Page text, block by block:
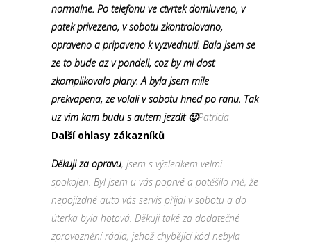
normalne. Po telefonu ve ctvrtek domluveno, v
patek privezeno, v sobotu zkontrolovano,
opraveno a pripaveno k vyzvednuti. Bala jsem se
ze to bude az v pondeli, coz by mi dost
zkomplikovalo plany. A byla jsem mile
prekvapena, ze volali v sobotu hned po ranu. Tak
uz vim kam budu s autem jezdit 🙂Patricia
Další ohlasy zákazníků
Děkuji za opravu, jsem s výsledkem velmi
spokojen. Byl jsem u vás poprvé a potěšilo mě, že
nepojízdné auto vás servis přijal v sobotu a do
úterka byla hotová. Děkuji také za dodatečné
zprovoznění rádia, jehož chybějící kód nebyla